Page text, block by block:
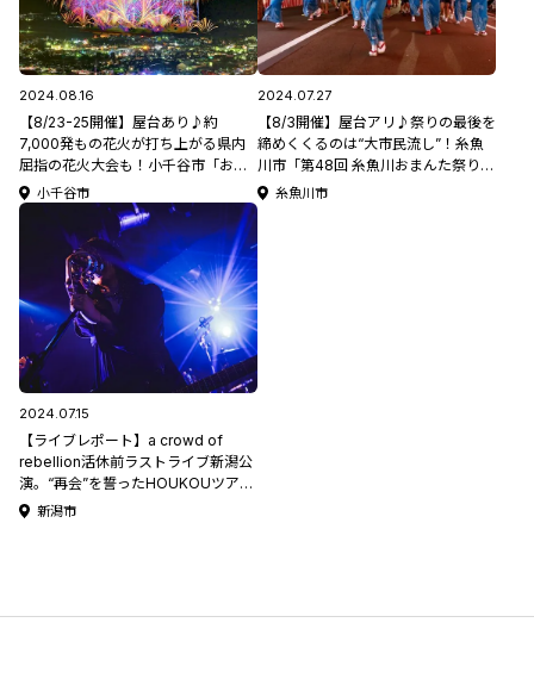
2024.08.16
【8/23-25開催】屋台あり♪約
7,000発もの花火が打ち上がる県内
屈指の花火大会も！小千谷市「おぢ
やまつり･大花火大会」【新潟県の祭
り･花火大会特集2024】
小千谷市
2024.07.27
【8/3開催】屋台アリ♪祭りの最後を
締めくくるのは“大市民流し”！糸魚
川市「第48回 糸魚川おまんた祭り」
【新潟県の祭り･夏祭り特集2024】
糸魚川市
2024.07.15
【ライブレポート】a crowd of
rebellion活休前ラストライブ新潟公
演。“再会”を誓ったHOUKOUツアー
ファイナル at GOLDEN PIGS RED
新潟市